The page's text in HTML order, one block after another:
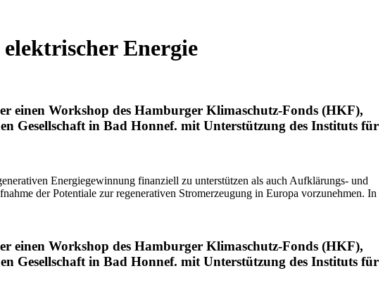
Energie
einen Workshop des Hamburger Klimaschutz-Fonds (HKF),
Gesellschaft in Bad Honnef. mit Unterstützung des Instituts für
Energiegewinnung finanziell zu unterstützen als auch Aufklärungs- und
der Potentiale zur regenerativen Stromerzeugung in Europa vorzunehmen. In
einen Workshop des Hamburger Klimaschutz-Fonds (HKF),
Gesellschaft in Bad Honnef. mit Unterstützung des Instituts für